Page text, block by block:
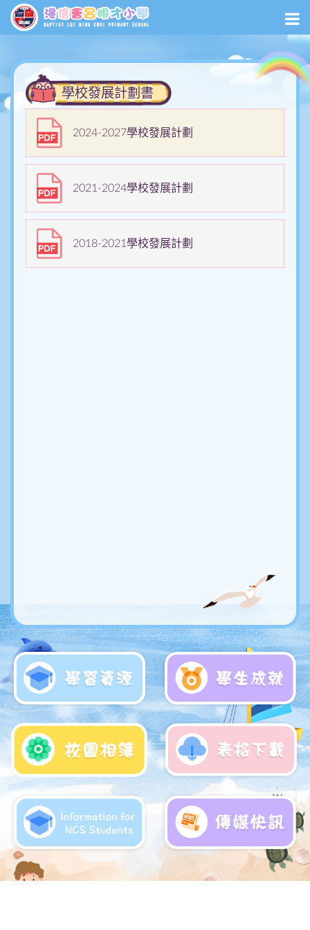
學校發展計劃書
2024-2027學校發展計劃
2021-2024學校發展計劃
2018-2021學校發展計劃